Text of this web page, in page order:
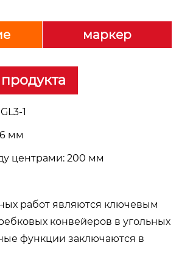
маркер
1
мм
центрами: 200 мм
работ являются ключевым
конвейеров в угольных
функции заключаются в